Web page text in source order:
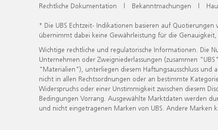
Rechtliche Dokumentation | Bekanntmachungen |
* Die UBS Echtzeit- Indikationen basieren auf
übernimmt dabei keine Gewährleistung für die
Wichtige rechtliche und regulatorische Informationen. Die
Unternehmen oder Zweigniederlassungen (zusammen
"Materialien"), unterliegen diesem Haftungsausschluss
nicht in allen Rechtsordnungen oder an bestimmte
Widerspruchs oder einer Unstimmigkeit zwischen diesem
Bedingungen Vorrang. Ausgewählte Marktdaten werden
und nicht eingetragenen Marken von UBS. Andere Marken